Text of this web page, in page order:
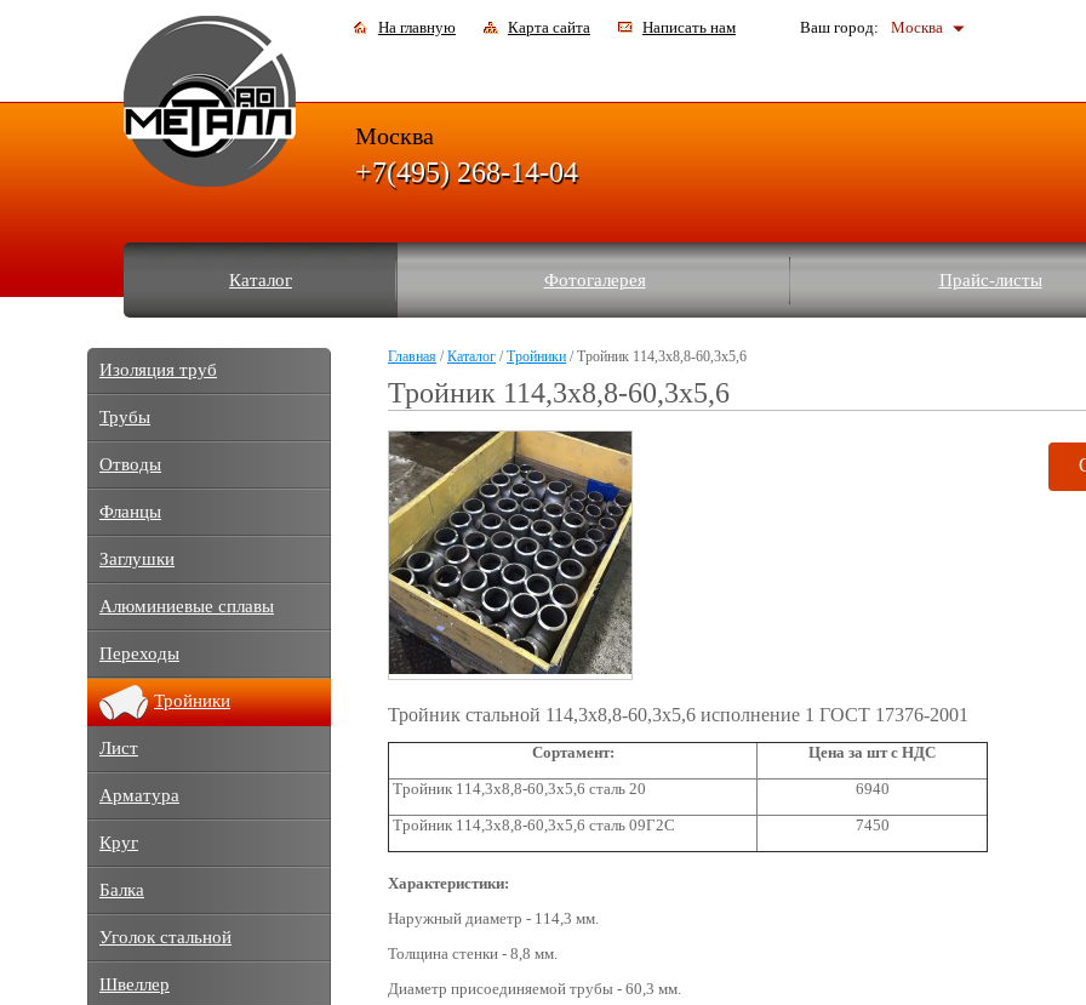
На главную Карта сайта Написать нам Ваш город: Москва
Каталог Фотогалерея Прайс-листы
Москва
+7(495) 268-14-04
Главная /Каталог /Тройники / Тройник 114,3х8,8-60,3х5,6
Тройник 114,3х8,8-60,3х5,6
Тройник стальной 114,3х8,8-60,3х5,6 исполнение 1 ГОСТ 17376-2001
Сортамент:
Цена за шт с НДС
Тройник 114,3х8,8-60,3х5,6 сталь 20
6940
Тройник 114,3х8,8-60,3х5,6 сталь 09Г2С
7450
Характеристики:
Наружный диаметр - 114,3 мм.
Толщина стенки - 8,8 мм.
Диаметр присоединяемой трубы - 60,3 мм.
Изоляция труб
Трубы
Отводы
Фланцы
Заглушки
Алюминиевые сплавы
Переходы
Тройники
Лист
Арматура
Круг
Балка
Уголок стальной
Швеллер